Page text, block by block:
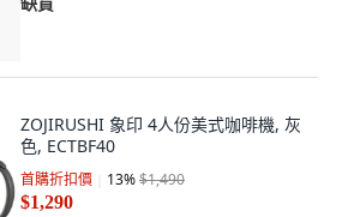
ZOJIRUSHI 象印 4人份美式咖啡機, 灰
色, ECTBF40
首購折扣價 13%$1,490
$1,290